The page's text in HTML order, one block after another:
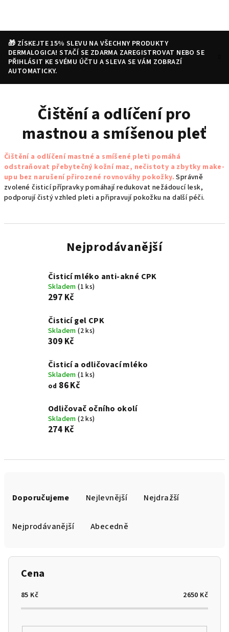
🎁 ZÍSKEJTE 15% SLEVU NA VŠECHNY PRODUKTY
DERMALOGICA! STAČÍ SE ZDARMA ZAREGISTROVAT NEBO SE
PŘIHLÁSIT KE SVÉMU ÚČTU A SLEVA SE VÁM ZOBRAZÍ
AUTOMATICKY.
HledatPřihlášeníNákupní
košík
Čištění a odlíčení pro
mastnou a smíšenou pleť
Čištění a odlíčení mastné a smíšené pleti pomáhá
odstraňovat přebytečný kožní maz, nečistoty a zbytky make-
upu bez narušení přirozené rovnováhy pokožky. Správně
zvolené čisticí přípravky pomáhají redukovat nežádoucí lesk,
podporují čistý vzhled pleti a připravují pokožku na další péči.
Nejprodávanější
Čisticí mléko anti-akné CPK
Skladem(1 ks)
297 Kč
Čisticí gel CPK
Skladem(2 ks)
309 Kč
Čisticí a odličovací mléko
Skladem(1 ks)
od 86 Kč
Odličovač očního okolí
Skladem(2 ks)
274 Kč
Doporučujeme Nejlevnější Nejdražší
Nejprodávanější Abecedně
Cena
85 Kč 2650 Kč